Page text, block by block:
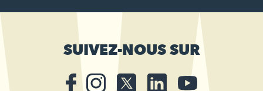
SUIVEZ-NOUS SUR